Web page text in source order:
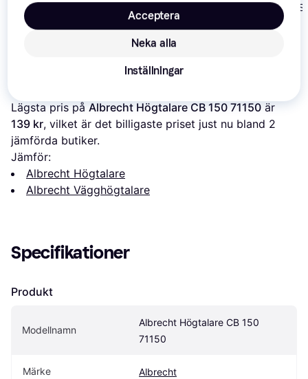
Audac ARES5A
3 370 kr
DLS Flatbox
Lägsta pris på Albrecht Högtalare CB 150 71150
139 kr, vilket är det billigaste priset just nu bland 2
jämförda butiker.
Jämför:
Albrecht Högtalare
Albrecht Vägghögtalare
Specifikationer
Produkt
Modellnamn
Albrecht Högtalare CB 150
71150
Märke Albrecht
Neka alla
Acceptera
Inställningar